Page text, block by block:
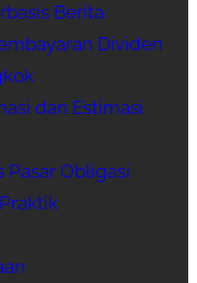
Berita
Dividen
dan Estimasi
Obligasi